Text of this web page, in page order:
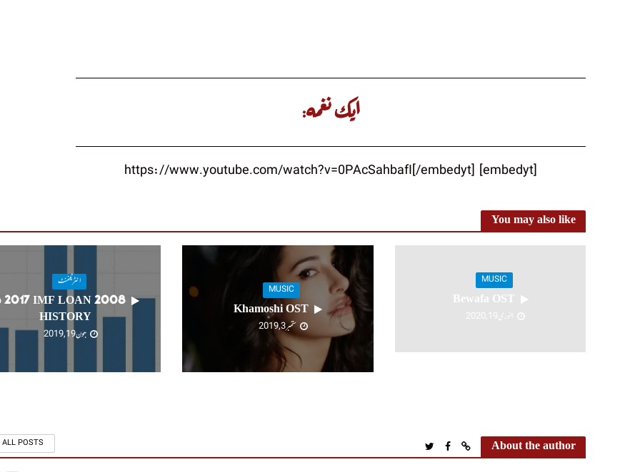
ایک نغمہ:
[embedyt] https://www.youtube.com/watch?v=0PAcSahbafI[/embedyt]
You may also like
MUSIC
Bewafa OST
جنوری 19, 2020
MUSIC
Khamoshi OST
ستمبر 3, 2019
انٹرٹینمنٹ
to 2017 IMF LOAN
HISTORY
جون 19, 2019
About the author
POSTS